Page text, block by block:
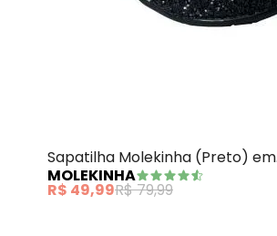
Sapatilha Molekinha (Preto) em
Sintético
MOLEKINHA
R$ 49,99R$ 79,99